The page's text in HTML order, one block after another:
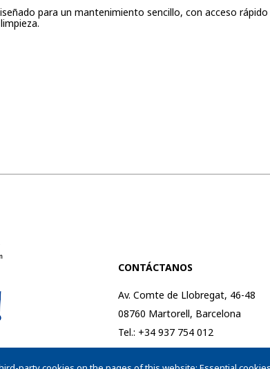
para un mantenimiento sencillo, con acceso
CONTÁCTANOS
Av. Comte de Llobregat, 46-48
08760 Martorell, Barcelona
Tel.: +34 937 754 012
Fax: +34 937 754 053